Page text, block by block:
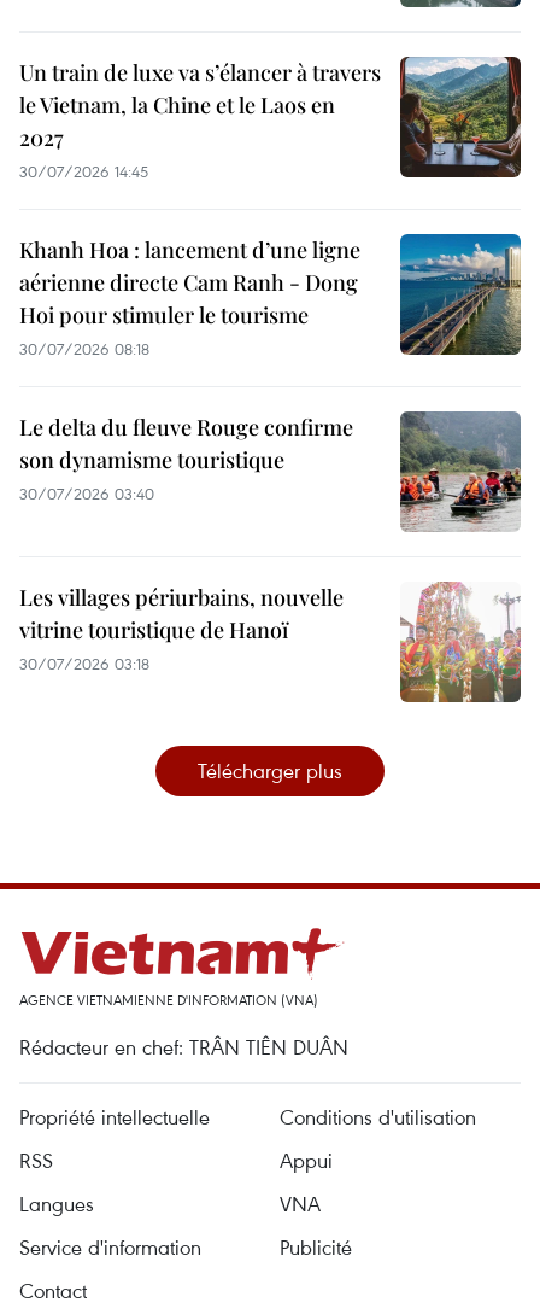
Un train de luxe va s’élancer à travers
le Vietnam, la Chine et le Laos en
2027
30/07/2026 14:45
Khanh Hoa : lancement d’une ligne
aérienne directe Cam Ranh - Dong
Hoi pour stimuler le tourisme
30/07/2026 08:18
Le delta du fleuve Rouge confirme
son dynamisme touristique
30/07/2026 03:40
Les villages périurbains, nouvelle
vitrine touristique de Hanoï
30/07/2026 03:18
Télécharger plus
AGENCE VIETNAMIENNE D'INFORMATION (VNA)
Rédacteur en chef: TRÂN TIÊN DUÂN
Propriété intellectuelle
Conditions d'utilisation
RSS
Appui
Langues
VNA
Service d'information
Publicité
Contact